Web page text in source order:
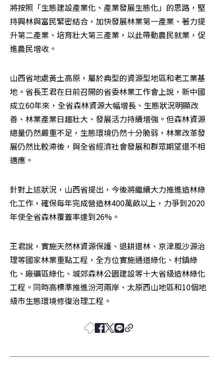
將按照「生態建設產業化、產業發展生態化」的思路，堅
持興林與富民緊密結合，加快發展林業第一產業、著力提
升第二產業、培育壯大第三產業，以此帶動農民就業，促
進農民增收。
山西省地處黃土高原，屬於典型的資源型地區和老工業基
地。省長王君在日前召開的省委林業工作會上說，新中國
成立60年來，全省森林資源大幅增長、生態狀況明顯改
善、林業產業日趨壯大、發展活力持續增強。但森林資源
總量仍然嚴重不足，生態環境仍然十分脆弱，林業改革發
展仍然比較滯後，與全省經濟社會發展和群眾期望還不相
適應。
針對上述狀況，山西省提出，今後將繼續大力推進造林綠
化工作，確保每年完成營造林400萬畝以上，力爭到2020
年使全省森林覆蓋率達到26%。
王君說，實施天然林資源保護、退耕還林、京津風沙源治
理等國家林業重點工程，全方位實施通道綠化、村鎮綠
化、廠礦區綠化、城郊森林公園建設等十大省級造林綠化
工程。同時高標準推進汾河兩岸、太原西山地區和10個地
級市生態環境修復治理工程。